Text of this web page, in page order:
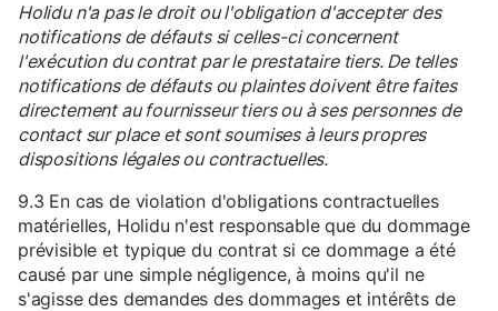
Holidu n'a pas le droit ou l'obligation d'accepter des
notifications de défauts si celles-ci concernent
l'exécution du contrat par le prestataire tiers. De telles
notifications de défauts ou plaintes doivent être faites
directement au fournisseur tiers ou à ses personnes de
contact sur place et sont soumises à leurs propres
dispositions légales ou contractuelles.
9.3 En cas de violation d'obligations contractuelles
matérielles, Holidu n'est responsable que du dommage
prévisible et typique du contrat si ce dommage a été
causé par une simple négligence, à moins qu'il ne
s'agisse des demandes des dommages et intérêts de